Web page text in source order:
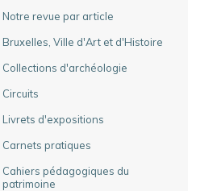
Notre revue par article
Bruxelles, Ville d'Art et d'Histoire
Collections d'archéologie
Circuits
Livrets d'expositions
Carnets pratiques
Cahiers pédagogiques du
patrimoine